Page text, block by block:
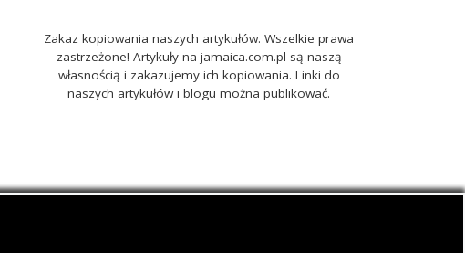
Zakaz kopiowania naszych artykułów. Wszelkie prawa
zastrzeżone! Artykuły na jamaica.com.pl są naszą
własnością i zakazujemy ich kopiowania. Linki do
naszych artykułów i blogu można publikować.